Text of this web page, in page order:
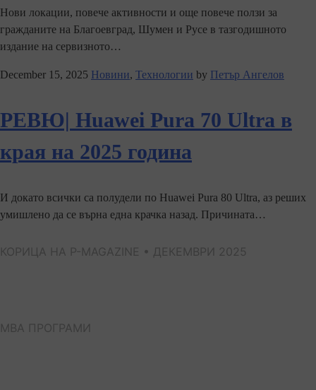
Нови локации, повече активности и още повече ползи за
гражданите на Благоевград, Шумен и Русе в тазгодишното
издание на сервизното…
December 15, 2025 Новини, Технологии by Петър Ангелов
РЕВЮ| Huawei Pura 70 Ultra в
края на 2025 година
И докато всички са полудели по Huawei Pura 80 Ultra, аз реших
умишлено да се върна една крачка назад. Причината…
КОРИЦА НА P-MAGAZINE • ДЕКЕМВРИ 2025
МВА ПРОГРАМИ